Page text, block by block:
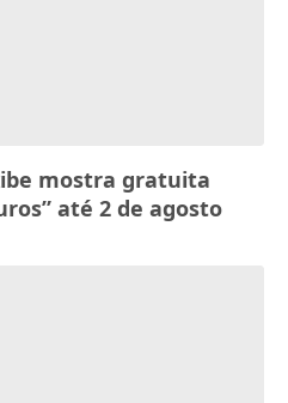
mostra gratuita
até 2 de agosto